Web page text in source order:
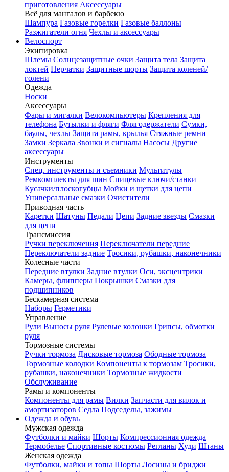
приготовления Аксессуары
Всё для мангалов и барбекю
Шампура Газовые горелки Газовые баллоны
Разжигатели огня Чехлы и аксессуары
Велоспорт
Экипировка
Шлемы Солнцезащитные очки Защита тела Защита
локтей Перчатки Защитные шорты Защита коленей/
голени
Одежда
Носки
Аксессуары
Фары и мигалки Велокомпьютеры Крепления для
телефона Бутылки и фляги Флягодержатели Сумки,
баулы, чехлы Защита рамы, крылья Стяжные ремни
Замки Зеркала Звонки и сигналы Насосы Другие
аксессуары
Инструменты
Спец. инструменты и съемники Мультитулы
Ремкомплекты для шин Спицевые ключи/станки
Кусачки/плоскогубцы Мойки и щетки для цепи
Универсальные смазки Очистители
Приводная часть
Каретки Шатуны Педали Цепи Задние звезды Смазки
для цепи
Трансмиссия
Ручки переключения Переключатели передние
Переключатели задние Тросики, рубашки, наконечники
Колесные части
Передние втулки Задние втулки Оси, эксцентрики
Камеры, флипперы Покрышки Смазки для
подшипников
Бескамерная система
Наборы Герметики
Управление
Рули Выносы руля Рулевые колонки Грипсы, обмотки
руля
Тормозные системы
Ручки тормоза Дисковые тормоза Ободные тормоза
Тормозные колодки Компоненты к тормозам Тросики,
рубашки, наконечники Тормозные жидкости
Обслуживание
Рамы и компоненты
Компоненты для рамы Вилки Запчасти для вилок и
амортизаторов Седла Подседелы, зажимы
Одежда и обувь
Мужская одежда
Футболки и майки Шорты Компрессионная одежда
Термобелье Спортивные костюмы Регланы Худи Штаны
Женская одежда
Футболки, майки и топы Шорты Лосины и бриджи